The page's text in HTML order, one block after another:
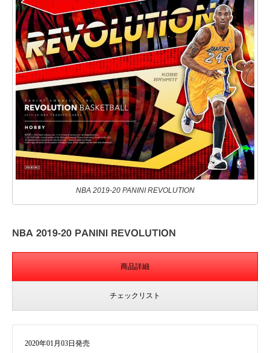
NBA 2019-20 PANINI REVOLUTION
NBA 2019-20 PANINI REVOLUTION
商品詳細
チェックリスト
2020年01月03日発売